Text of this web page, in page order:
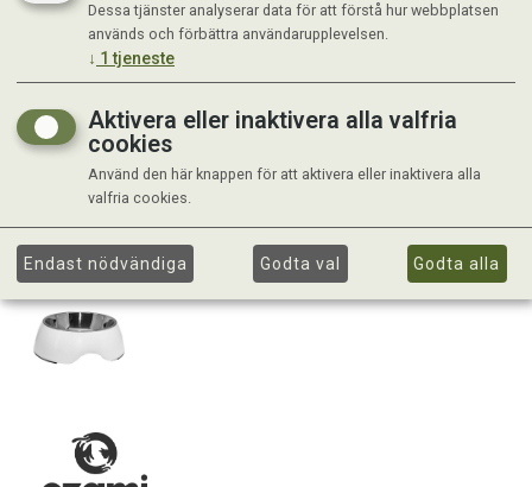
Dessa tjänster analyserar data för att förstå hur webbplatsen
används och förbättra användarupplevelsen.
↓ 1 tjeneste
Aktivera eller inaktivera alla valfria
cookies
Använd den här knappen för att aktivera eller inaktivera alla
valfria cookies.
Endast nödvändiga Godta val Godta alla